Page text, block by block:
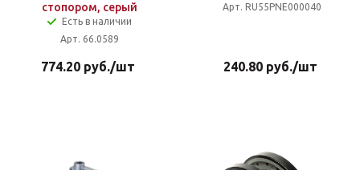
стопором, серый
Есть в наличии
Арт. 66.0589
774.20руб./шт
Арт. RU55PNE000040
240.80руб./шт